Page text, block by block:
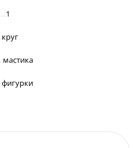
1
круг
мастика
фигурки